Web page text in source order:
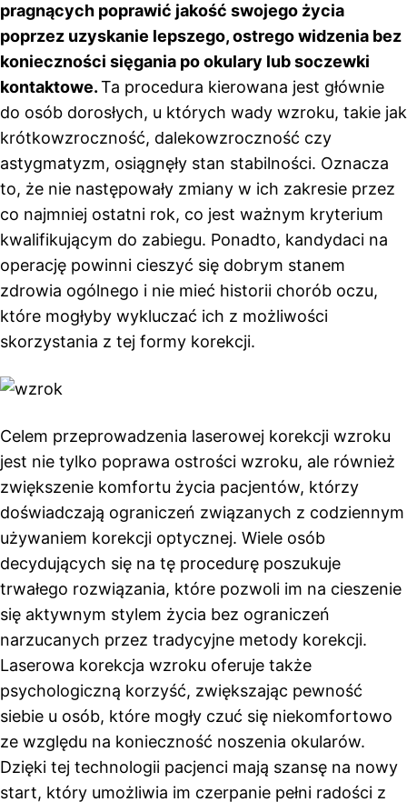
pragnących poprawić jakość swojego życia
poprzez uzyskanie lepszego, ostrego widzenia bez
konieczności sięgania po okulary lub soczewki
kontaktowe.Ta procedura kierowana jest głównie
do osób dorosłych, u których wady wzroku, takie jak
krótkowzroczność, dalekowzroczność czy
astygmatyzm, osiągnęły stan stabilności. Oznacza
to, że nie następowały zmiany w ich zakresie przez
co najmniej ostatni rok, co jest ważnym kryterium
kwalifikującym do zabiegu. Ponadto, kandydaci na
operację powinni cieszyć się dobrym stanem
zdrowia ogólnego i nie mieć historii chorób oczu,
które mogłyby wykluczać ich z możliwości
skorzystania z tej formy korekcji.
Celem przeprowadzenia laserowej korekcji wzroku
jest nie tylko poprawa ostrości wzroku, ale również
zwiększenie komfortu życia pacjentów, którzy
doświadczają ograniczeń związanych z codziennym
używaniem korekcji optycznej. Wiele osób
decydujących się na tę procedurę poszukuje
trwałego rozwiązania, które pozwoli im na cieszenie
się aktywnym stylem życia bez ograniczeń
narzucanych przez tradycyjne metody korekcji.
Laserowa korekcja wzroku oferuje także
psychologiczną korzyść, zwiększając pewność
siebie u osób, które mogły czuć się niekomfortowo
ze względu na konieczność noszenia okularów.
Dzięki tej technologii pacjenci mają szansę na nowy
start, który umożliwia im czerpanie pełni radości z